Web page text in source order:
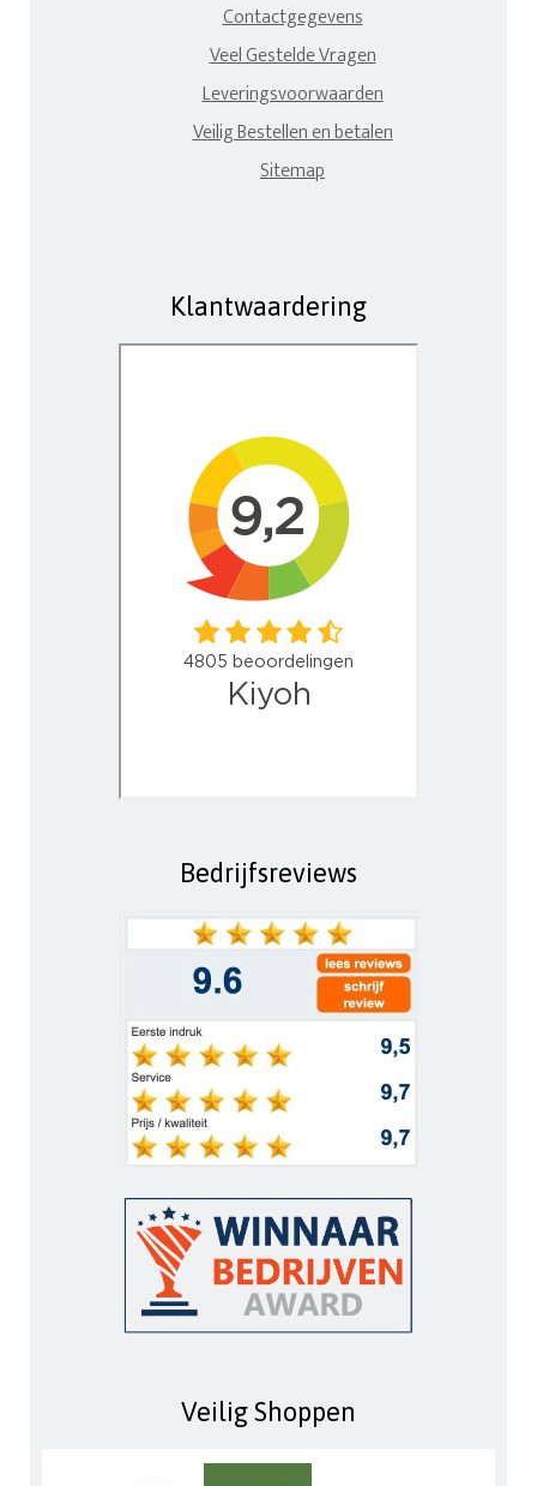
Contactgegevens
Veel Gestelde Vragen
Leveringsvoorwaarden
Veilig Bestellen en betalen
Sitemap
Klantwaardering
Bedrijfsreviews
Veilig Shoppen